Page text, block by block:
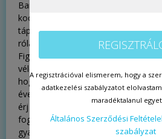
A regisztrációval elismerem, hogy a
adatkezelési szabályzatot
maradéktalanul
Általános Szerződési
szabályzat
Barna László vagyok a Fogyókúrás
koordinátora. 2006 óta foglalkozom
táplálkozással, és a fogyással,
rólam:
https://neteclub.com/
Figyelem! Kérlek ne sértődj meg,
véleményeddel! Sőt örülj neki, ha
hogy egy olyan dologra hívom fel a
évek óta megakadályoz abban,
érj el! Ez az oldal pont ebben más,
fogsz kapni, amelyek kipróbáltak és
gyakorlatban is. Ezekkel az